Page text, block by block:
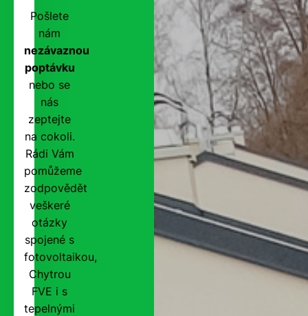
Pošlete
nám
nezávaznou
poptávku
nebo se
nás
zeptejte
na cokoli.
Rádi Vám
pomůžeme
zodpovědět
veškeré
otázky
spojené s
fotovoltaikou,
Chytrou
FVE i s
tepelnými